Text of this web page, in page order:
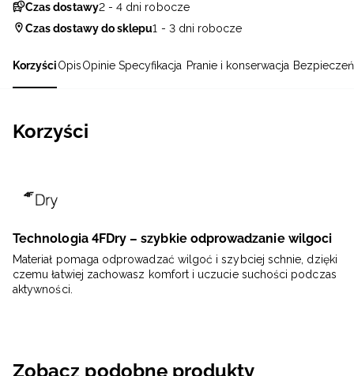
KorzyściOpisOpinie Specyfikacja Pranie i konserwacja
Korzyści
Technologia 4FDry – szybkie odprowadzanie wilgoci
Materiał pomaga odprowadzać wilgoć i szybciej schnie, dzięki
czemu łatwiej zachowasz komfort i uczucie suchości podczas
aktywności.
Czas dostawy2 - 4 dni robocze
Czas dostawy do sklepu1 - 3 dni robocze
Zobacz podobne produkty